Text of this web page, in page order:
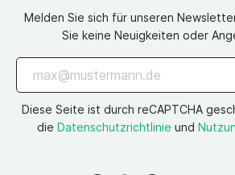
Melden Sie sich für unseren
Sie keine Neuigkeiten oder
Diese Seite ist durch reCAPTCHA
die Datenschutzrichtlinie und